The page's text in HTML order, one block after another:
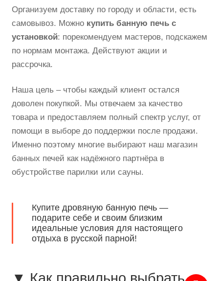
Организуем доставку по городу и области, есть
самовывоз. Можно купить банную печь с
установкой: порекомендуем мастеров, подскажем
по нормам монтажа. Действуют акции и
рассрочка.
Наша цель – чтобы каждый клиент остался
доволен покупкой. Мы отвечаем за качество
товара и предоставляем полный спектр услуг, от
помощи в выборе до поддержки после продажи.
Именно поэтому многие выбирают наш магазин
банных печей как надёжного партнёра в
обустройстве парилки или сауны.
Купите дровяную банную печь —
подарите себе и своим близким
идеальные условия для настоящего
отдыха в русской парной!
▼ Как правильно выбрать